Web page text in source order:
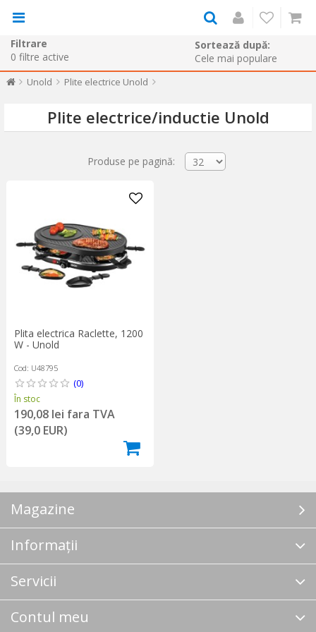
Filtrare
0 filtre active
Sortează după:
Unold Plite electrice Unold
Plite electrice/inductie Unold
Produse pe pagină:
Plita electrica Raclette, 1200
W - Unold
Cod: U48795
(0)
În stoc
190,08 lei fara TVA
(39,0 EUR)
Magazine
Informații
Servicii
Contul meu